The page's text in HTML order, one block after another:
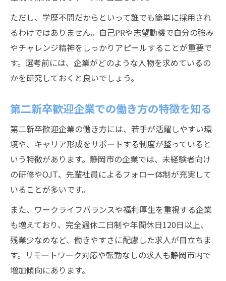
ただし、学歴不問だからといって誰でも簡単に採用され
るわけではありません。自己PRや志望動機で自分の強み
やチャレンジ精神をしっかりアピールすることが重要で
す。選考前には、企業がどのような人物を求めているの
かを研究しておくと良いでしょう。
第二新卒歓迎企業での働き方の特徴を知る
第二新卒歓迎企業の働き方には、若手が活躍しやすい環
境や、キャリア形成をサポートする制度が整っていると
いう特徴があります。静岡市の企業では、未経験者向け
の研修やOJT、先輩社員によるフォロー体制が充実して
いることが多いです。
また、ワークライフバランスや福利厚生を重視する企業
も増えており、完全週休二日制や年間休日120日以上、
残業少なめなど、働きやすさに配慮した求人が目立ちま
す。リモートワーク対応や転勤なしの求人も静岡市内で
増加傾向にあります。